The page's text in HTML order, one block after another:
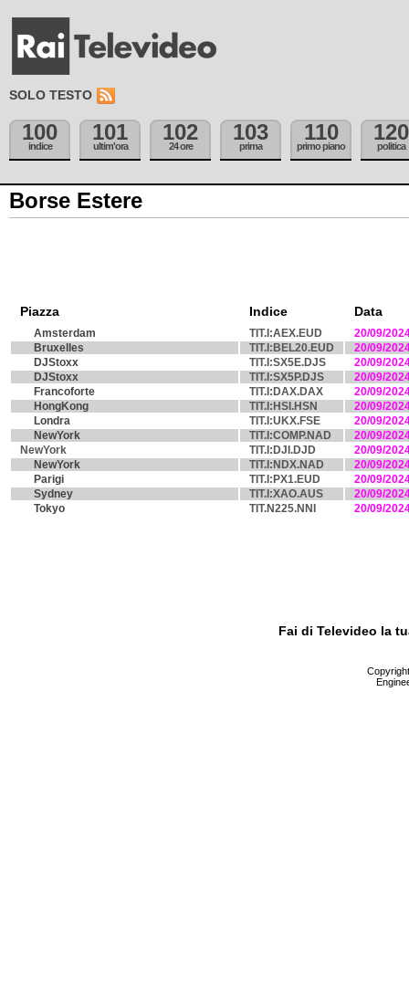
SOLO TESTO
100
indice
101
ultim'ora
102
24 ore
103
prima
110
primo piano
120
politica
Borse Estere
Piazza Indice Data
Amsterdam TIT.I:AEX.EUD
20/09/
Bruxelles
TIT.I:BEL20.EUD
20/09/
DJStoxx
TIT.I:SX5E.DJS
20/09/
DJStoxx
TIT.I:SX5P.DJS
20/09/
Francoforte
TIT.I:DAX.DAX
20/09/
HongKong
TIT.I:HSI.HSN
20/09/
Londra
TIT.I:UKX.FSE
20/09/
NewYork
TIT.I:COMP.NAD
20/09/
NewYork
TIT.I:DJI.DJD
20/09/
NewYork
TIT.I:NDX.NAD
20/09/
Parigi
TIT.I:PX1.EUD
20/09/
Sydney
TIT.I:XAO.AUS
20/09/
Tokyo
TIT.N225.NNI 20/09/
Fai di Televideo la